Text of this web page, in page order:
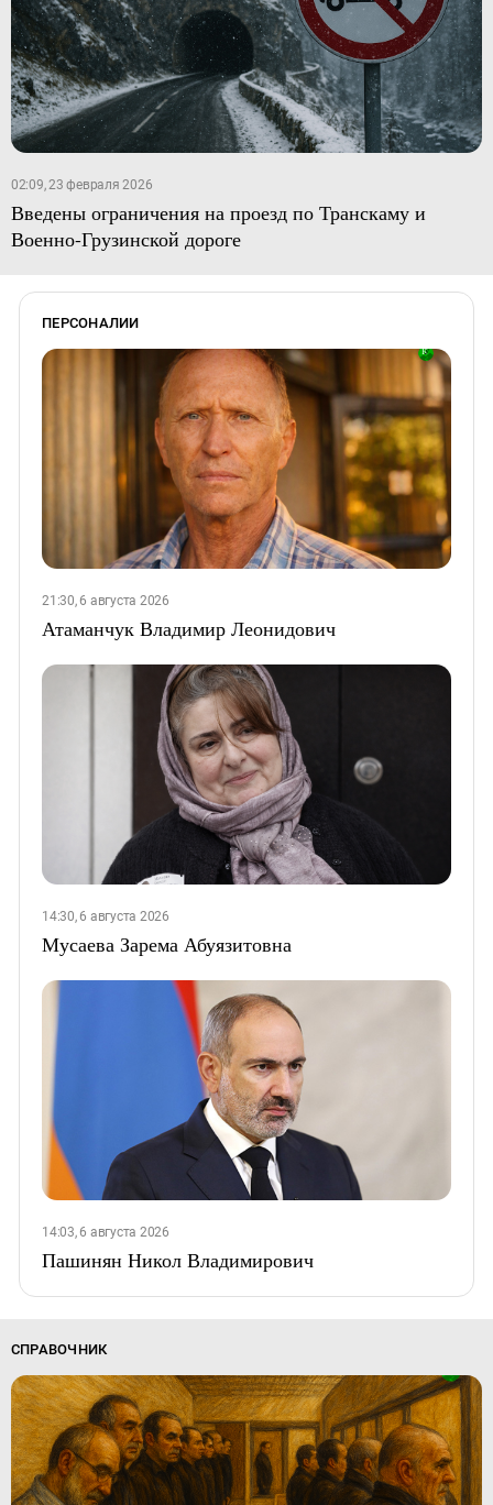
02:09, 23 февраля 2026
Введены ограничения на проезд по Транскаму и
Военно-Грузинской дороге
ПЕРСОНАЛИИ
21:30, 6 августа 2026
Атаманчук Владимир Леонидович
14:30, 6 августа 2026
Мусаева Зарема Абуязитовна
14:03, 6 августа 2026
Пашинян Никол Владимирович
СПРАВОЧНИК